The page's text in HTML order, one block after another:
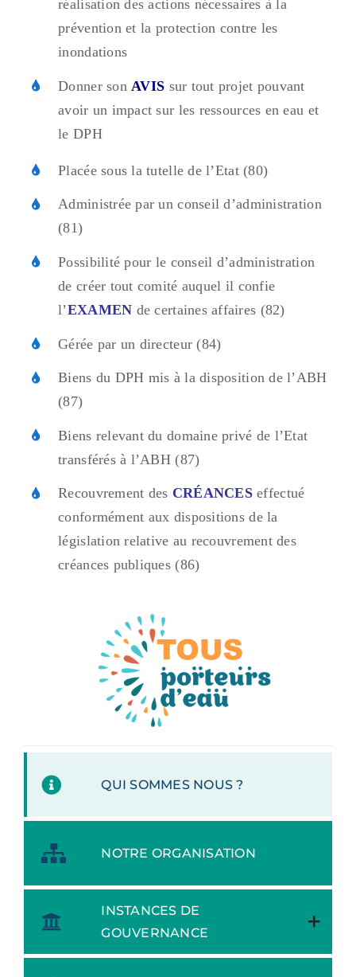
QUI SOMMES NOUS ?
NOTRE ORGANISATION
INSTANCES DE
GOUVERNANCE
réalisation des actions nécessaires à la
prévention et la protection contre les
inondations
Donner son AVIS sur tout projet pouvant
avoir un impact sur les ressources en eau et
le DPH
Placée sous la tutelle de l’Etat (80)
Administrée par un conseil d’administration
(81)
Possibilité pour le conseil d’administration
de créer tout comité auquel il confie
l’EXAMEN de certaines affaires (82)
Gérée par un directeur (84)
Biens du DPH mis à la disposition de l’ABH
(87)
Biens relevant du domaine privé de l’Etat
transférés à l’ABH (87)
Recouvrement des CRÉANCESeffectué
conformément aux dispositions de la
législation relative au recouvrement des
créances publiques (86)